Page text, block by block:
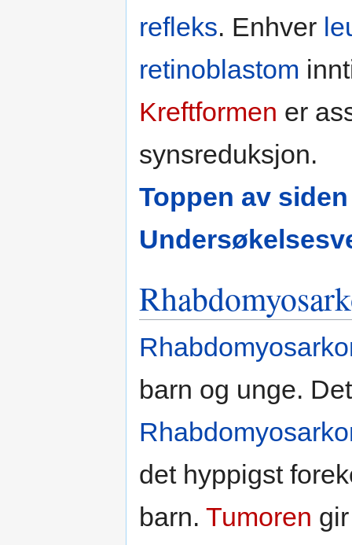
refleks. Enhver
retinoblastom
Kreftformen er
synsreduksjon.
Toppen av siden
barn og unge.
det hyppigst
barn. Tumoren